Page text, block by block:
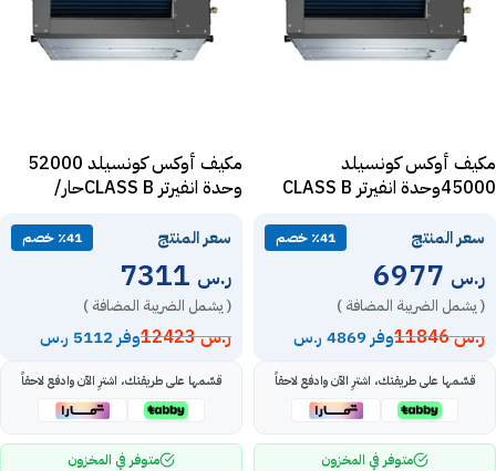
مكيف أوكس كونسيلد
45000وحدة انفيرتر CLASS B
سعر المنتج ٪41 خصم
ر.س
( يشمل الضريبة المضافة )
ر.س11846 وفر 4869 ر.س
قسّمها على طريقتك، اشترِ الآن وادفع لاحقاً
متوفر في المخزون
مكيف أوكس كونسيلد 52000
وحدة انفيرتر CLASS Bحار/
سعر المنتج ٪41 خصم
ر.س
( يشمل الضريبة المضافة )
ر.س12423 وفر 5112 ر.س
قسّمها على طريقتك، اشترِ الآن وادفع لاحقاً
متوفر في المخزون